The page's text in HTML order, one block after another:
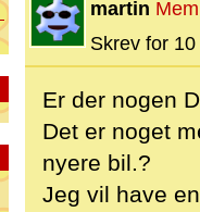
martin
Skrev for
Er der nogen
Det er noget
nyere bil.?
Jeg vil have